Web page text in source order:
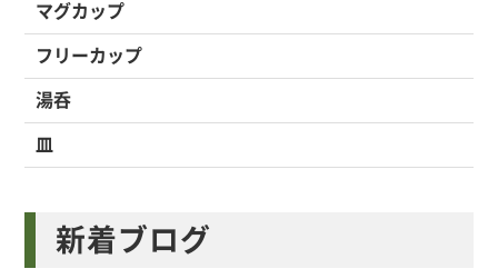
マグカップ
フリーカップ
湯呑
皿
新着ブログ